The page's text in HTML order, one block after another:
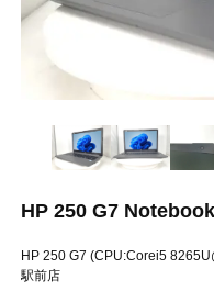
HP 250 G7
HP 250 G7 (CPU:Corei5
駅前店